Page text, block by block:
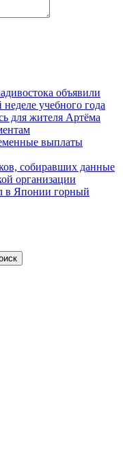
объявили
учебного года
для жителя Артёма
выплаты
собиравших данные
организации
в Японии горный